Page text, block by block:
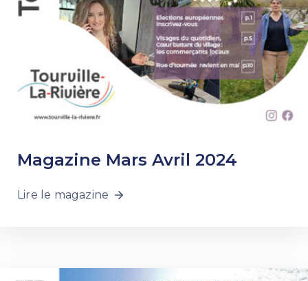
Magazine Mars Avril 2024
Lire le magazine